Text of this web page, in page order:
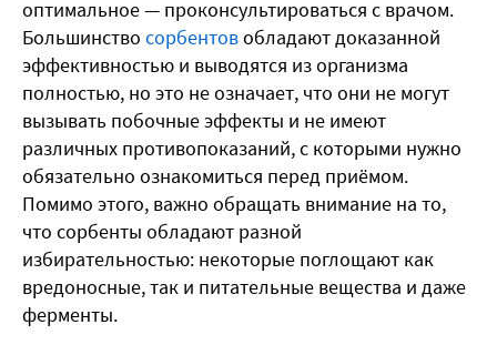
оптимальное — проконсультироваться с врачом.
Большинство сорбентовобладают доказанной
эффективностью и выводятся из организма
полностью, но это не означает, что они не могут
вызывать побочные эффекты и не имеют
различных противопоказаний, с которыми нужно
обязательно ознакомиться перед приёмом.
Помимо этого, важно обращать внимание на то,
что сорбенты обладают разной
избирательностью: некоторые поглощают как
вредоносные, так и питательные вещества и даже
ферменты.